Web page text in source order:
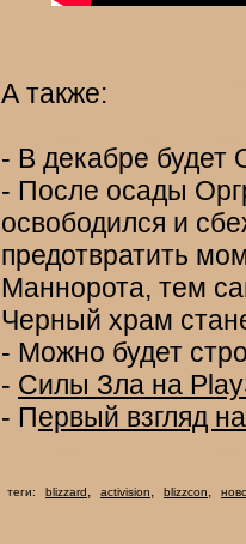
А также:
- В декабре будет
- После осады
освободился и
предотвратить
Маннорота, тем
Черный храм
- Можно будет
- Силы Зла на
- Первый взгляд
теги: blizzard, activision, blizzcon,